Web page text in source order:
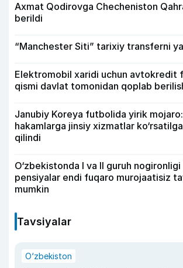
Axmat Qodirovga Checheniston
berildi
“Manchester Siti” tarixiy transferni
Elektromobil xaridi uchun avtokredit
qismi davlat tomonidan qoplab
Janubiy Koreya futbolida yirik
hakamlarga jinsiy xizmatlar
qilindi
O‘zbekistonda I va II guruh nogironligi
pensiyalar endi fuqaro murojaatisiz
mumkin
Tavsiyalar
O‘zbekiston